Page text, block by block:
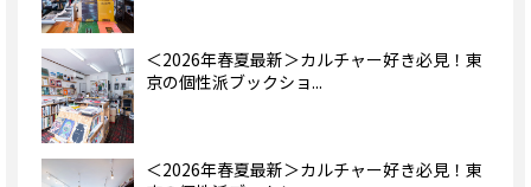
＜2026年春夏最新＞カルチャー好き必見！東
京の個性派ブックショ...
＜2026年春夏最新＞カルチャー好き必見！東